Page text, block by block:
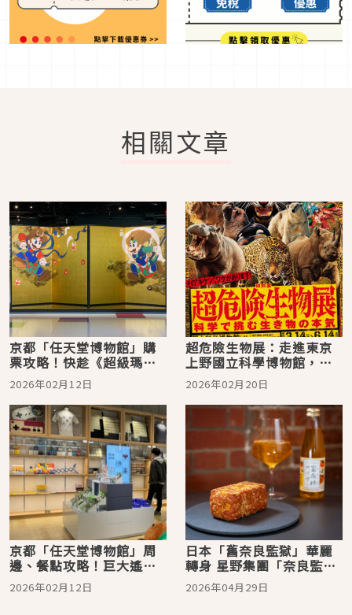
相關文章
京都「任天堂博物館」購
票攻略！快趁《超級瑪利
歐兄弟》40週年紀念來拿
限定票卡
2026年02月12日
超危險生物展：走進東京
上野國立科學博物館，從
科學視角探索生物的生存
極限
2026年02月20日
京都「任天堂博物館」周
邊、餐點攻略！巨大遙控
器抱枕、27萬種漢堡組
合、寶可夢GO跟皮克敏玩
2026年02月12日
日本「舊奈良監獄」華麗
轉身 星野集團「奈良監獄
博物館」4月正式開館
2026年04月29日